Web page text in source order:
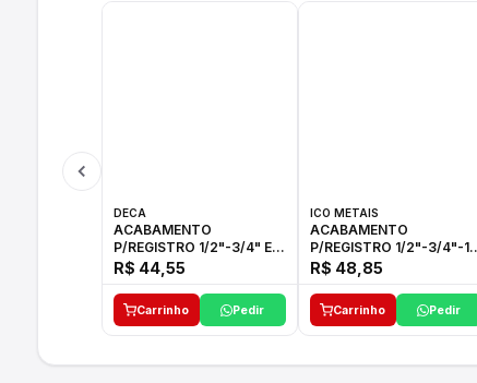
DECA
ACABAMENTO
P/REGISTRO 1/2"-3/4" E
1"C21.PQ DECA
R$ 44,55
Carrinho Pedir
ICO METAIS
ACABAMENTO
P/REGISTRO 1/2"-3/4"-1"
ACB M CS 33 ICO
R$ 48,85
Carrinho Pedir